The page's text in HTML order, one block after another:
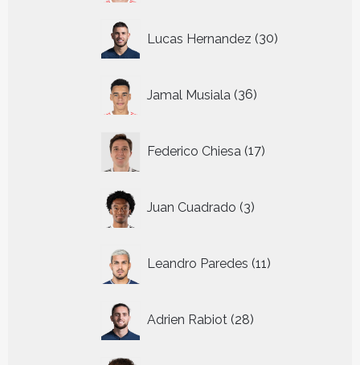
Lucas Hernandez 30
producten
Jamal Musiala 36
producten
Federico Chiesa 17
producten
Juan Cuadrado 3
producten
Leandro Paredes 11
producten
Adrien Rabiot 28
producten